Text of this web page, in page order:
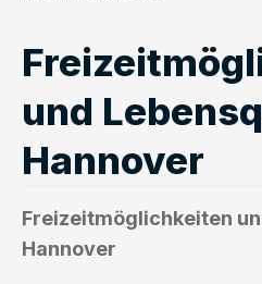
und
Hannover
Freizeitmöglichkeiten
Hannover